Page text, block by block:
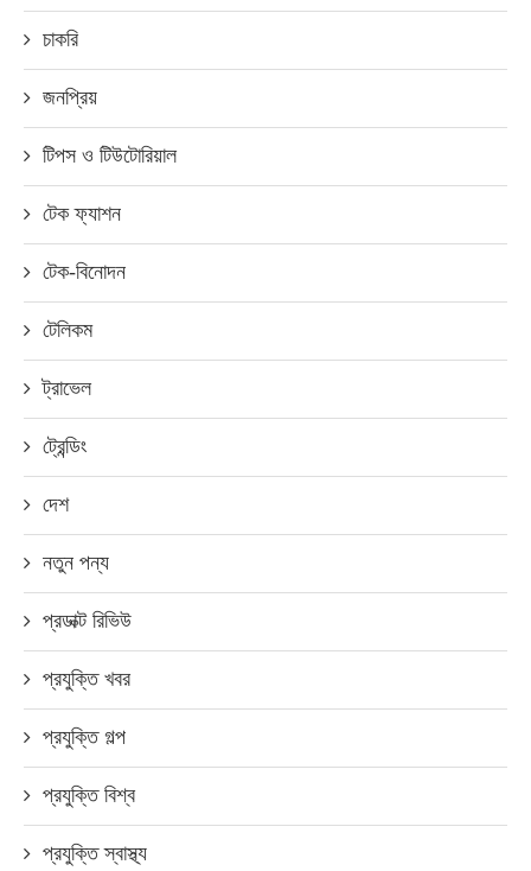
চাকরি
জনপ্রিয়
টিপস ও টিউটোরিয়াল
টেক ফ্যাশন
টেক-বিনোদন
টেলিকম
ট্রাভেল
ট্রেন্ডিং
দেশ
নতুন পন্য
প্রডাক্ট রিভিউ
প্রযুক্তি খবর
প্রযুক্তি গল্প
প্রযুক্তি বিশ্ব
প্রযুক্তি স্বাস্থ্য